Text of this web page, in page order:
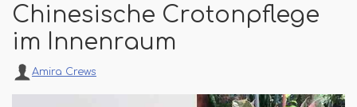
Chinesische Crotonpflege
im Innenraum
Amira Crews